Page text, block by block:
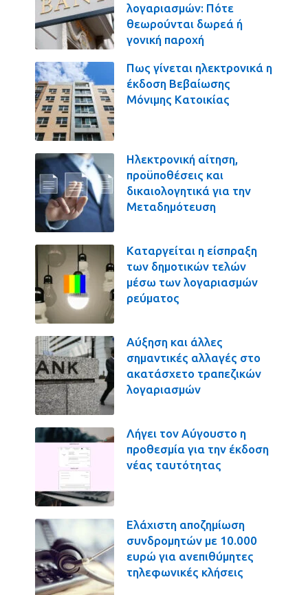
λογαριασμών: Πότε
θεωρούνται δωρεά ή
γονική παροχή
Πως γίνεται ηλεκτρονικά η
έκδοση Βεβαίωσης
Μόνιμης Κατοικίας
Ηλεκτρονική αίτηση,
προϋποθέσεις και
δικαιολογητικά για την
Μεταδημότευση
Καταργείται η είσπραξη
των δημοτικών τελών
μέσω των λογαριασμών
ρεύματος
Αύξηση και άλλες
σημαντικές αλλαγές στο
ακατάσχετο τραπεζικών
λογαριασμών
Λήγει τον Αύγουστο η
προθεσμία για την έκδοση
νέας ταυτότητας
Ελάχιστη αποζημίωση
συνδρομητών με 10.000
ευρώ για ανεπιθύμητες
τηλεφωνικές κλήσεις